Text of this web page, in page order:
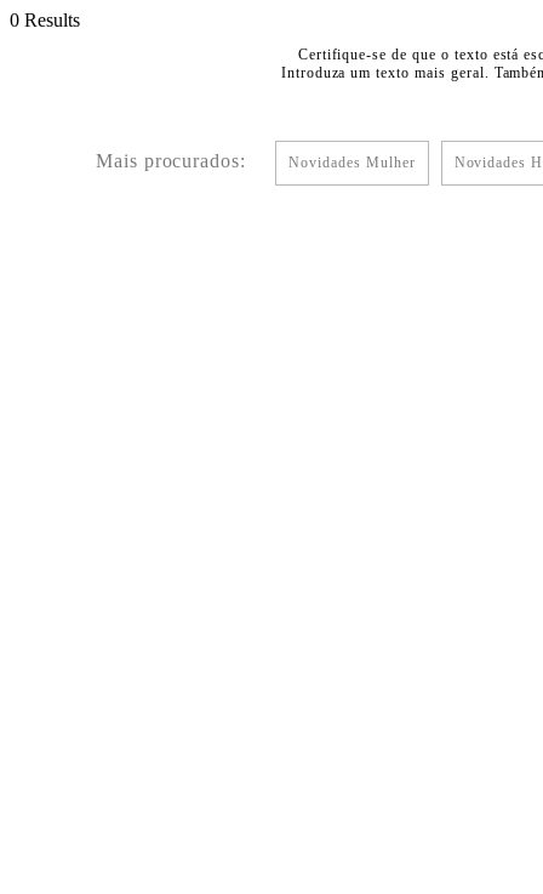
0 Results
Certifique-se de que o texto está
Introduza um texto mais geral.
Mais procurados: Novidades Mulher Novidades